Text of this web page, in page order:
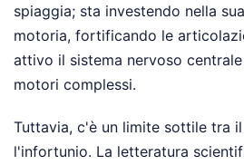
spiaggia; sta investendo nella
motoria, fortificando le
attivo il sistema nervoso
motori complessi.
Tuttavia, c'è un limite sottile tra
l'infortunio. La letteratura